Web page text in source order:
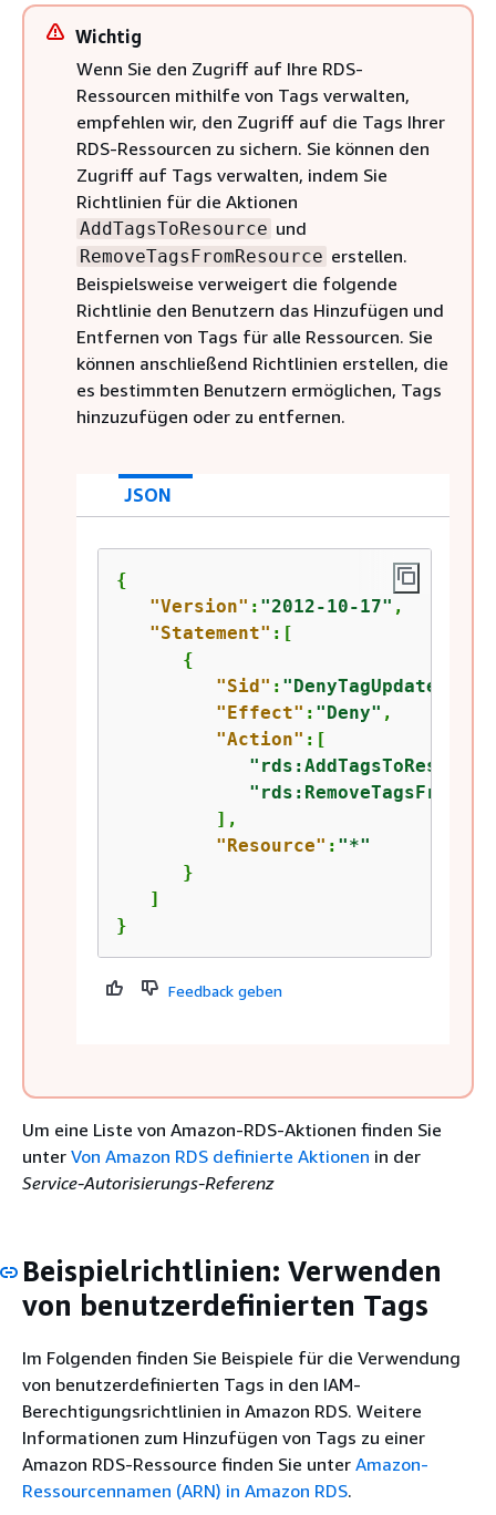
Wichtig
Wenn Sie den Zugriff auf Ihre RDS-
Ressourcen mithilfe von Tags verwalten,
empfehlen wir, den Zugriff auf die Tags Ihrer
RDS-Ressourcen zu sichern. Sie können den
Zugriff auf Tags verwalten, indem Sie
Richtlinien für die Aktionen
AddTagsToResource und
RemoveTagsFromResource erstellen.
Beispielsweise verweigert die folgende
Richtlinie den Benutzern das Hinzufügen und
Entfernen von Tags für alle Ressourcen. Sie
können anschließend Richtlinien erstellen, die
es bestimmten Benutzern ermöglichen, Tags
hinzuzufügen oder zu entfernen.
JSON
{
"Version" : "2012-10-17" ,
"Statement" :[
{
"Sid" : "DenyTagUpdates"
"Effect" : "Deny" ,
"Action" :[
         ],
"Resource" : "*"
      }
   ]
}
Feedback geben
Um eine Liste von Amazon-RDS-Aktionen finden Sie
unter Von Amazon RDS definierte Aktionen in der
Service-Autorisierungs-Referenz
Beispielrichtlinien: Verwenden
von benutzerdefinierten Tags
Im Folgenden finden Sie Beispiele für die Verwendung
von benutzerdefinierten Tags in den IAM-
Berechtigungsrichtlinien in Amazon RDS. Weitere
Informationen zum Hinzufügen von Tags zu einer
Amazon RDS-Ressource finden Sie unter Amazon-
Ressourcennamen (ARN) in Amazon RDS.